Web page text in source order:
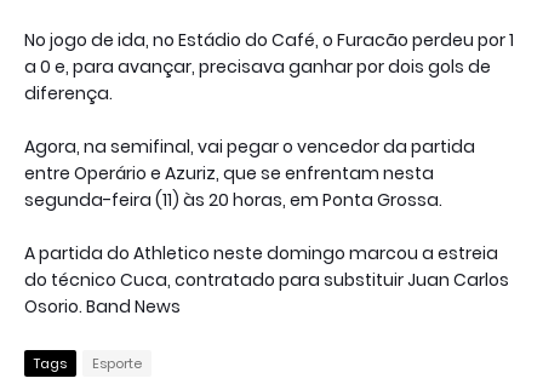
No jogo de ida, no Estádio do Café, o Furacão perdeu por 1
a 0 e, para avançar, precisava ganhar por dois gols de
diferença.
Agora, na semifinal, vai pegar o vencedor da partida
entre Operário e Azuriz, que se enfrentam nesta
segunda-feira (11) às 20 horas, em Ponta Grossa.
A partida do Athletico neste domingo marcou a estreia
do técnico Cuca, contratado para substituir Juan Carlos
Osorio. Band News
Tags Esporte